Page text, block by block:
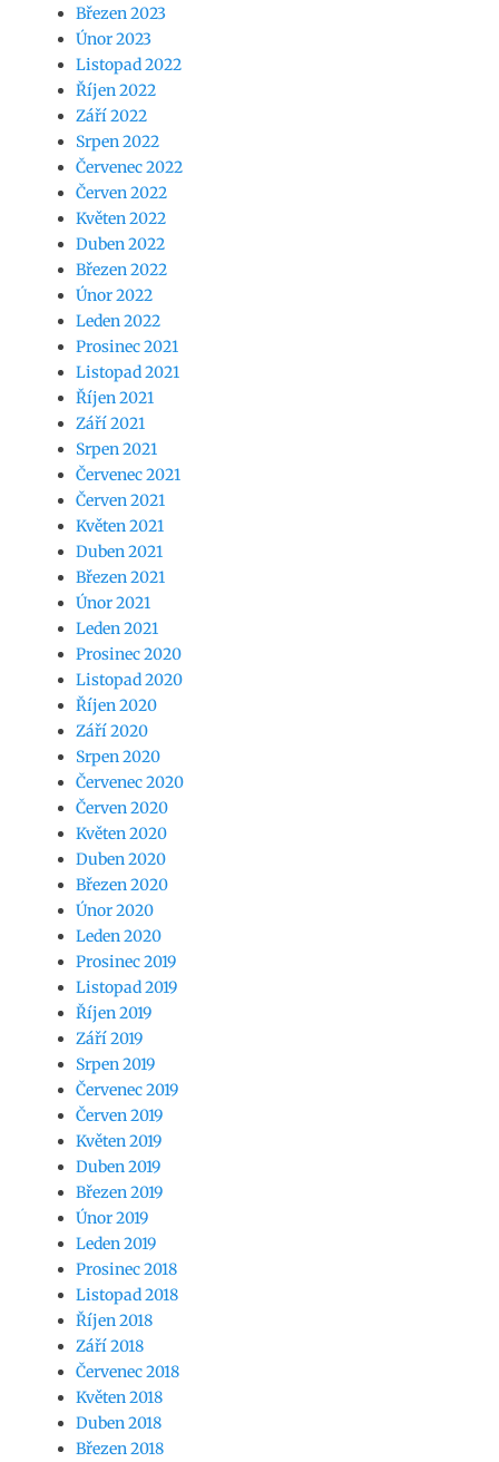
Březen 2023
Únor 2023
Listopad 2022
Říjen 2022
Září 2022
Srpen 2022
Červenec 2022
Červen 2022
Květen 2022
Duben 2022
Březen 2022
Únor 2022
Leden 2022
Prosinec 2021
Listopad 2021
Říjen 2021
Září 2021
Srpen 2021
Červenec 2021
Červen 2021
Květen 2021
Duben 2021
Březen 2021
Únor 2021
Leden 2021
Prosinec 2020
Listopad 2020
Říjen 2020
Září 2020
Srpen 2020
Červenec 2020
Červen 2020
Květen 2020
Duben 2020
Březen 2020
Únor 2020
Leden 2020
Prosinec 2019
Listopad 2019
Říjen 2019
Září 2019
Srpen 2019
Červenec 2019
Červen 2019
Květen 2019
Duben 2019
Březen 2019
Únor 2019
Leden 2019
Prosinec 2018
Listopad 2018
Říjen 2018
Září 2018
Červenec 2018
Květen 2018
Duben 2018
Březen 2018